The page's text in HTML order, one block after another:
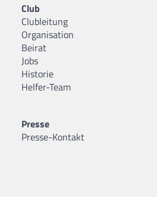
Club
Clubleitung
Organisation
Beirat
Jobs
Historie
Helfer-Team
Presse
Presse-Kontakt